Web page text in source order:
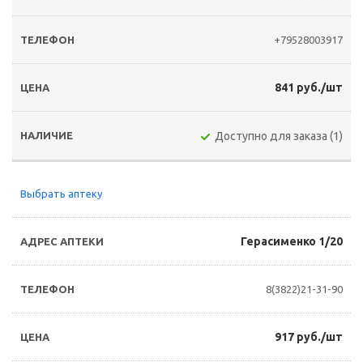
+79528003917
841 руб./шт
Доступно для заказа (1)
Выбрать аптеку
Герасименко 1/20
8(3822)21-31-90
917 руб./шт